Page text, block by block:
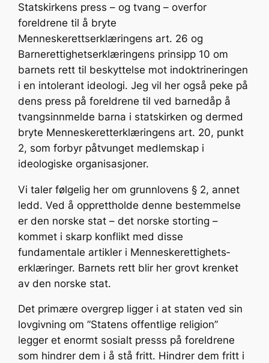
Statskirkens press – og tvang – overfor
foreldrene til å bryte
Menneskerettserklæringens art. 26 og
Barnerettighetserklæringens prinsipp 10 om
barnets rett til beskyttelse mot indoktrineringen
i en intolerant ideologi. Jeg vil her også peke på
dens press på foreldrene til ved barnedåp å
tvangsinnmelde barna i statskirken og dermed
bryte Menneskeretterklæringens art. 20, punkt
2, som forbyr påtvunget medlemskap i
ideologiske organisasjoner.
Vi taler følgelig her om grunnlovens § 2, annet
ledd. Ved å opprettholde denne bestemmelse
er den norske stat – det norske storting –
kommet i skarp konflikt med disse
fundamentale artikler i Menneskerettighets­
erklæringer. Barnets rett blir her grovt krenket
av den norske stat.
Det primære overgrep ligger i at staten ved sin
lovgivning om ”Statens offentlige religion”
legger et enormt sosialt presss på foreldrene
som hindrer dem i å stå fritt. Hindrer dem fritt i